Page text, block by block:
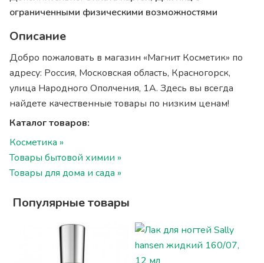
ограниченными физическими возможностями
Описание
Добро пожаловать в магазин «Магнит Косметик» по
адресу: Россия, Московская область, Красногорск,
улица Народного Ополчения, 1А. Здесь вы всегда
найдете качественные товары по низким ценам!
Каталог товаров:
Косметика »
Товары бытовой химии »
Товары для дома и сада »
Популярные товары